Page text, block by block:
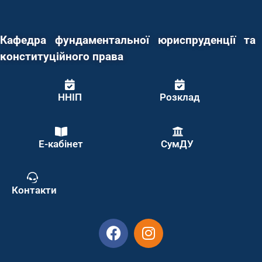
Кафедра фундаментальної юриспруденції та
конституційного права
ННІП Розклад
Е-кабінет СумДУ
Контакти